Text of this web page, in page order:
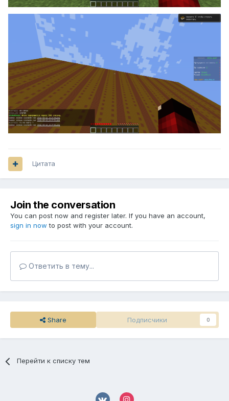
Цитата
Join the conversation
You can post now and register later. If you have an account,
sign in now to post with your account.
Ответить в тему...
Share Подписчики 0
Перейти к списку тем